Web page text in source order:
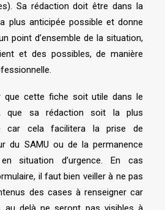
Sa rédaction doit être dans la
plus anticipée possible et donne
point d’ensemble de la situation,
et des possibles, de manière
que cette fiche soit utile dans le
que sa rédaction soit la plus
car cela facilitera la prise de
du SAMU ou de la permanence
situation d’urgence. En cas
il faut bien veiller à ne pas
des cases à renseigner car